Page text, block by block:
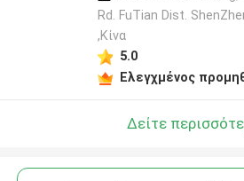
Rd. FuTian Dist.
,Κίνα
5.0
Ελεγχμένος
Δείτε